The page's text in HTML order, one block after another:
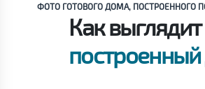
ФОТО ГОТОВОГО ДОМА, ПОСТРОЕННОГО
Как